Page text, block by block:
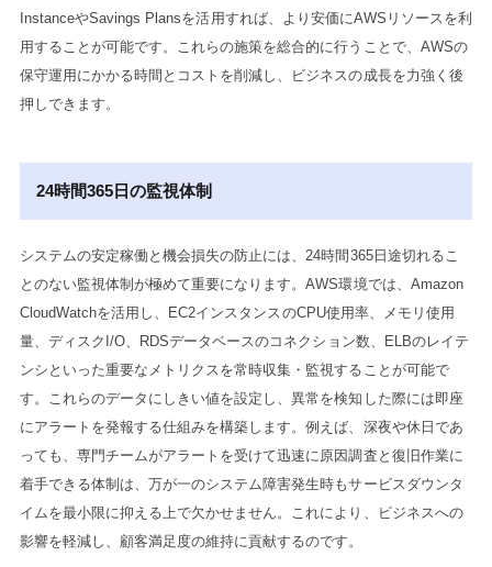
InstanceやSavings Plansを活用すれば、より安価にAWSリソースを利
用することが可能です。これらの施策を総合的に行うことで、AWSの
保守運用にかかる時間とコストを削減し、ビジネスの成長を力強く後
押しできます。
24時間365日の監視体制
システムの安定稼働と機会損失の防止には、24時間365日途切れるこ
とのない監視体制が極めて重要になります。AWS環境では、Amazon
CloudWatchを活用し、EC2インスタンスのCPU使用率、メモリ使用
量、ディスクI/O、RDSデータベースのコネクション数、ELBのレイテ
ンシといった重要なメトリクスを常時収集・監視することが可能で
す。これらのデータにしきい値を設定し、異常を検知した際には即座
にアラートを発報する仕組みを構築します。例えば、深夜や休日であ
っても、専門チームがアラートを受けて迅速に原因調査と復旧作業に
着手できる体制は、万が一のシステム障害発生時もサービスダウンタ
イムを最小限に抑える上で欠かせません。これにより、ビジネスへの
影響を軽減し、顧客満足度の維持に貢献するのです。